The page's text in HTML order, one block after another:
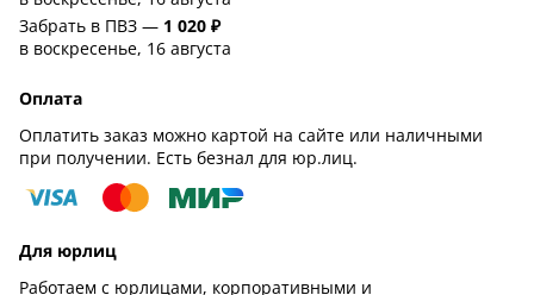
Забрать в ПВЗ — 1 020 ₽
в воскресенье, 16 августа
Оплата
Оплатить заказ можно картой на сайте или наличными
при получении. Есть безнал для юр.лиц.
Для юрлиц
Работаем с юрлицами, корпоративными и